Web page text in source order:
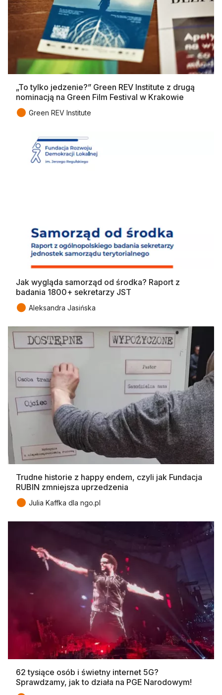
„To tylko jedzenie?” Green REV Institute z drugą
nominacją na Green Film Festival w Krakowie
● Green REV Institute
Jak wygląda samorząd od środka? Raport z
badania 1800+ sekretarzy JST
● Aleksandra Jasińska
Trudne historie z happy endem, czyli jak Fundacja
RUBIN zmniejsza uprzedzenia
● Julia Kaffka dla ngo.pl
62 tysiące osób i świetny internet 5G?
Sprawdzamy, jak to działa na PGE Narodowym!